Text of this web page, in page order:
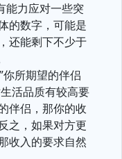
能力应对一些突
的数字，可能是
还能剩下不少于
你所期望的伴侣
活品质有较高要
伴侣，那你的收
之，如果对方更
收入的要求自然